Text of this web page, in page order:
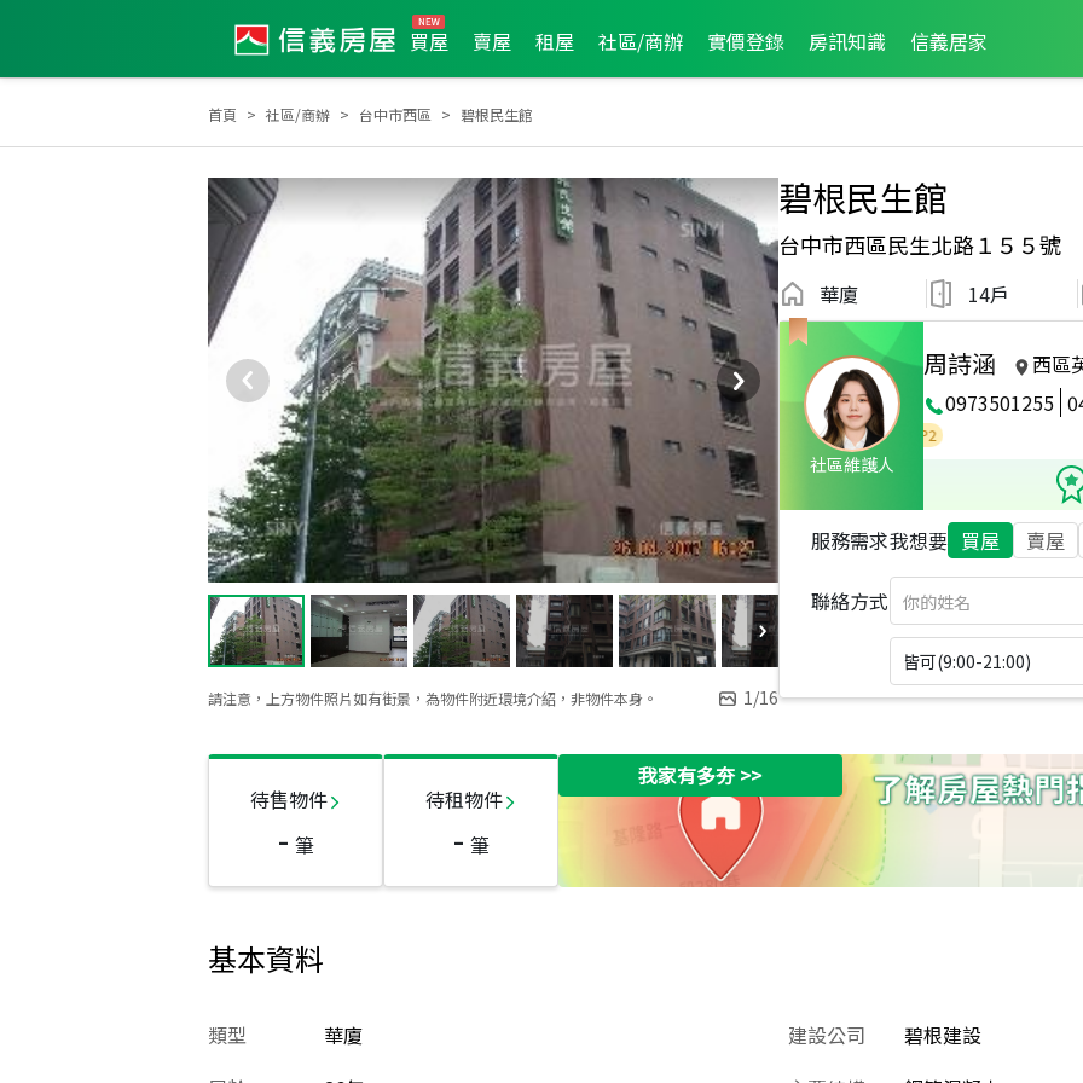
買屋 賣屋 租屋 社區/商辦 實價登錄 房訊知識 信義居家
首頁 社區/商辦 台中市西區 碧根民生館
請注意，上方物件照片如有街景，為物件附近環境介紹，非物件本身。 1/16
碧根民生館
台中市西區民生北路１５５號
華廈 14戶
社區維護人
周詩涵
西區
0973501255
2026年3月區成件TOP3 2025年6月區成件TOP2 2025年5月區成件TOP3 2025年4月區成件TOP2
服務需求我想要 買屋 賣屋
聯絡方式
皆可(9:00-21:00)
待售物件
- 筆
待租物件
- 筆
我家有多夯>>
基本資料
類型
華廈
建設公司
碧根建設